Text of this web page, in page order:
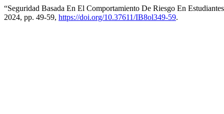
“Seguridad Basada En El Comportamiento De Riesgo En
2024, pp. 49-59, https://doi.org/10.37611/IB8ol349-59.